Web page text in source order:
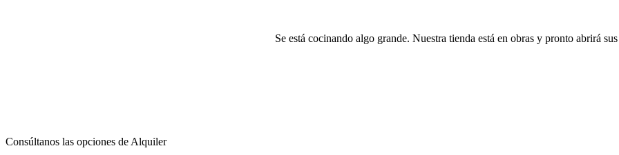
Se está cocinando algo grande. Nuestra tienda está en obras y pronto abrirá
Consúltanos las opciones de Alquiler